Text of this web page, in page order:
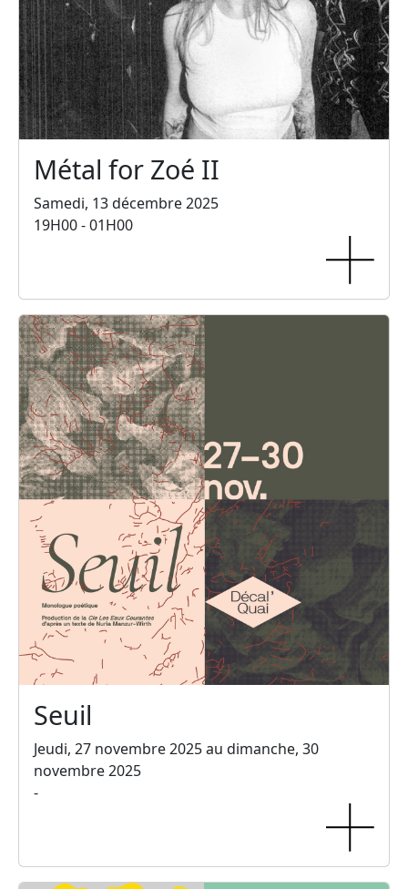
Métal for Zoé II
Samedi, 13 décembre 2025
19H00 - 01H00
Seuil
Jeudi, 27 novembre 2025 au dimanche, 30
novembre 2025
-